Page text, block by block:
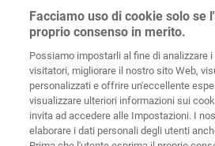
Wolffstraße 1
56746
Germany
Home Contatti
Facciamo uso di cookie solo se
proprio consenso in merito.
Possiamo impostarli al fine di analizzare
visitatori, migliorare il nostro sito Web,
personalizzati e offrire un'eccellente
visualizzare ulteriori informazioni sui
invita ad accedere alle Impostazioni. I
elaborare i dati personali degli utenti